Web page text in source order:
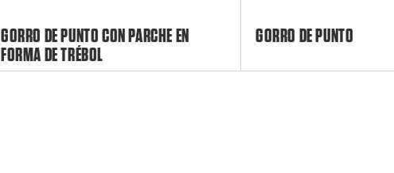
GORRO DE PUNTO CON PARCHE EN
FORMA DE TRÉBOL
GORRO DE PUNTO